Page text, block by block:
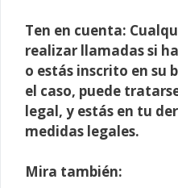
Ten en cuenta:
realizar llamadas si
o estás inscrito en su
el caso, puede
legal, y estás en tu
medidas legales.
Mira también: